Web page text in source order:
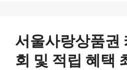
서울사랑상품권
회 및 적립 혜택